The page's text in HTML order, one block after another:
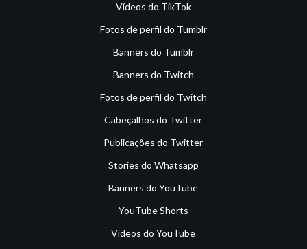
Vídeos do TikTok
Fotos de perfil do Tumblr
Banners do Tumblr
Banners do Twitch
Fotos de perfil do Twitch
Cabeçalhos do Twitter
Publicações do Twitter
Stories do Whatsapp
Banners do YouTube
YouTube Shorts
Vídeos do YouTube